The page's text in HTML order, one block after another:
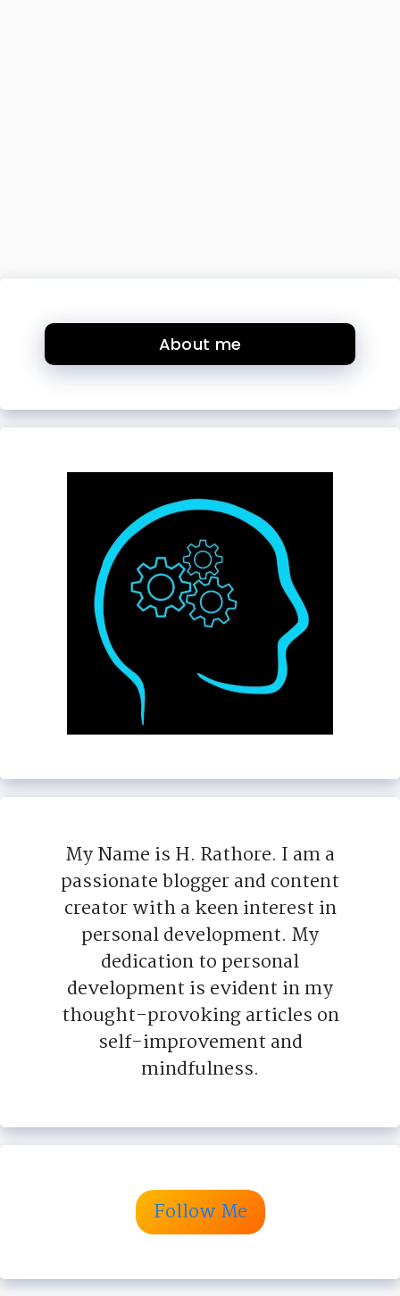
About me
My Name is H. Rathore. I am a
passionate blogger and content
creator with a keen interest in
personal development. My
dedication to personal
development is evident in my
thought-provoking articles on
self-improvement and
mindfulness.
Follow Me